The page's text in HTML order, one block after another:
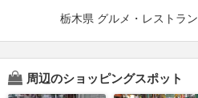
栃木県 グルメ・レストラ
周辺のショッピングスポット